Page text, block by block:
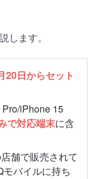
します。
20日からセット
iPhone 15
で対応端末に含
舗で販売されて
バイルに持ち